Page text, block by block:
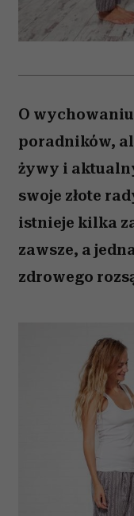
O
poradników,
żywy i
swoje złote
istnieje kilka
zawsze, a
zdrowego